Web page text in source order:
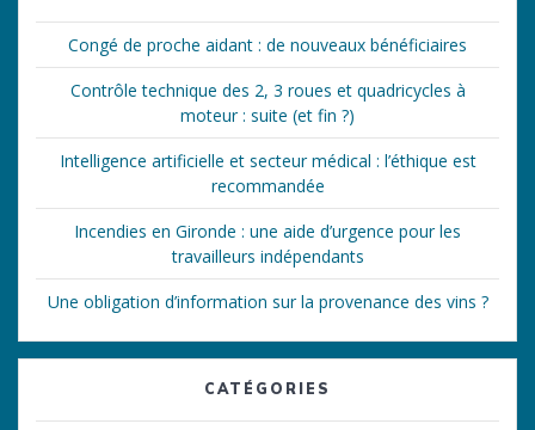
Congé de proche aidant : de nouveaux bénéficiaires
Contrôle technique des 2, 3 roues et quadricycles à
moteur : suite (et fin ?)
Intelligence artificielle et secteur médical : l’éthique est
recommandée
Incendies en Gironde : une aide d’urgence pour les
travailleurs indépendants
Une obligation d’information sur la provenance des vins ?
CATÉGORIES